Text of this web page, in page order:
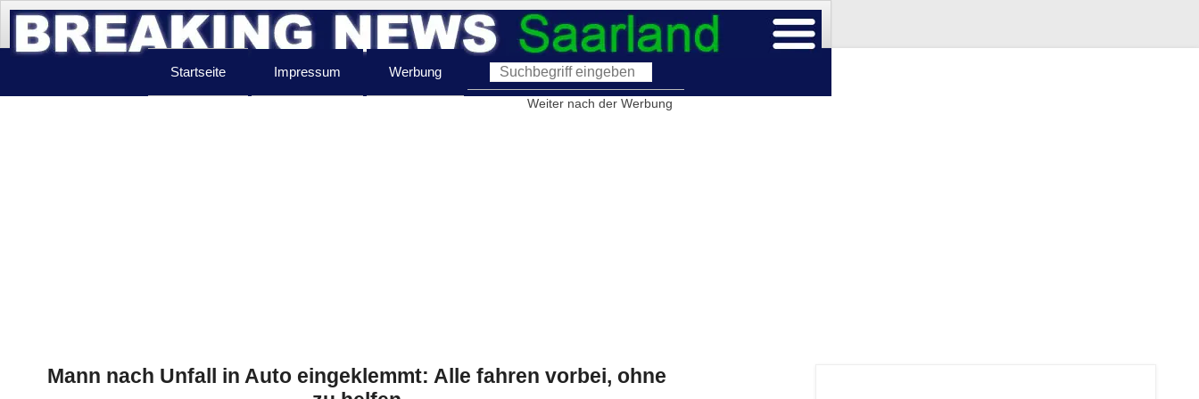
Startseite Impressum Werbung
Weiter nach der Werbung
Mann nach Unfall in Auto eingeklemmt: Alle fahren vorbei, ohne